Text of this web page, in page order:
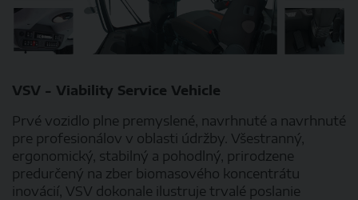
VSV - Viability Service Vehicle
​​Prvé vozidlo plne premyslené, navrhnuté a navrhnuté
pre profesionálov v oblasti údržby. Všestranný,
ergonomický, stabilný a pohodlný, prirodzene
predurčený na zber biomasového koncentrátu
inovácií, VSV dokonale ilustruje trvalé poslanie